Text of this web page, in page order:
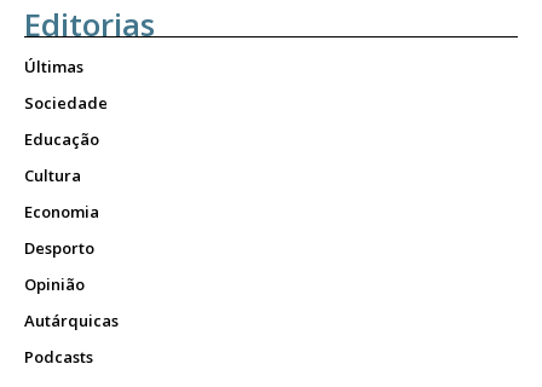
Editorias
Últimas
Sociedade
Educação
Cultura
Economia
Desporto
Opinião
Autárquicas
Podcasts